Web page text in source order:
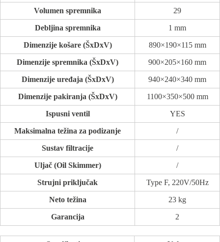
Volumen spremnika 29
Debljina spremnika 1 mm
Dimenzije košare (ŠxDxV) 890×190×115 mm
Dimenzije spremnika (ŠxDxV) 900×205×160 mm
Dimenzije uređaja (ŠxDxV) 940×240×340 mm
Dimenzije pakiranja (ŠxDxV) 1100×350×500 mm
Ispusni ventil YES
Maksimalna težina za podizanje /
Sustav filtracije /
Uljač (Oil Skimmer) /
Strujni priključak Type F, 220V/50Hz
Neto težina 23 kg
Garancija 2